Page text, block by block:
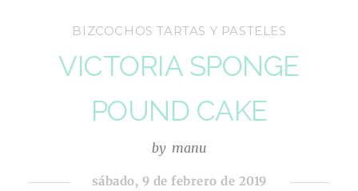
BIZCOCHOS TARTAS Y PASTELES
VICTORIA SPONGE
POUND CAKE
by manu
sábado, 9 de febrero de 2019